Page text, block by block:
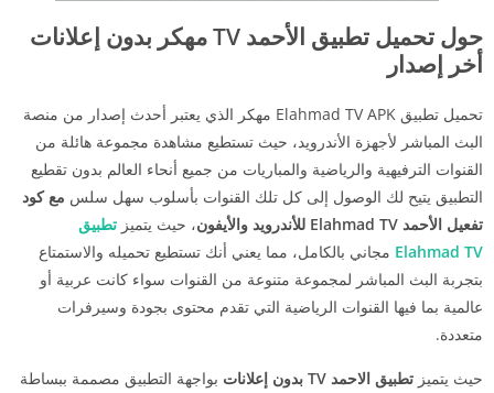
حول تحميل تطبيق الأحمد TV مهكر بدون إعلانات
أخر إصدار
تحميل تطبيق Elahmad TV APK مهكر الذي يعتبر أحدث إصدار من منصة
البث المباشر لأجهزة الأندرويد، حيث تستطيع مشاهدة مجموعة هائلة من
القنوات الترفيهية والرياضية والمباريات من جميع أنحاء العالم بدون تقطيع
التطبيق يتيح لك الوصول إلى كل تلك القنوات بأسلوب سهل سلس مع كود
تفعيل الأحمد Elahmad TV للأندرويد والأيفون
، حيث يتميز تطبيق
Elahmad TV مجاني بالكامل، مما يعني أنك تستطيع تحميله والاستمتاع
بتجربة البث المباشر لمجموعة متنوعة من القنوات سواء كانت عربية أو
عالمية بما فيها القنوات الرياضية التي تقدم محتوى بجودة وسيرفرات
متعددة.
حيث يتميز تطبيق الاحمد TV بدون إعلانات
بواجهة التطبيق مصممة ببساطة